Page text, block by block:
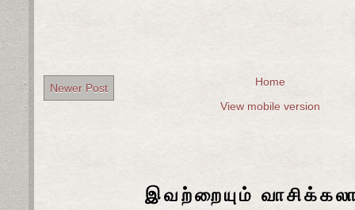
Newer Post
Home
View mobile version
இவற்றையும்